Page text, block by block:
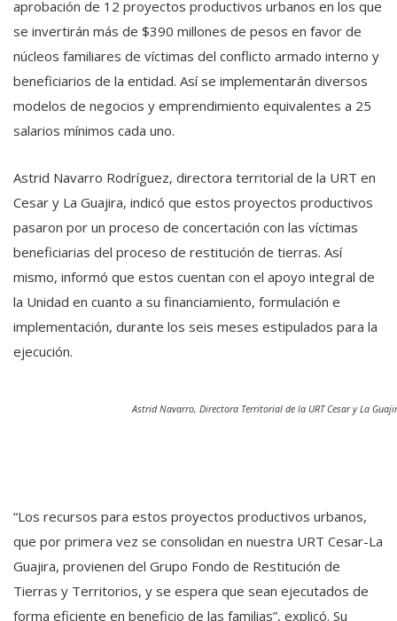
aprobación de 12 proyectos productivos urbanos en los que
se invertirán más de $390 millones de pesos en favor de
núcleos familiares de víctimas del conflicto armado interno y
beneficiarios de la entidad. Así se implementarán diversos
modelos de negocios y emprendimiento equivalentes a 25
salarios mínimos cada uno.
Astrid Navarro Rodríguez, directora territorial de la URT en
Cesar y La Guajira, indicó que estos proyectos productivos
pasaron por un proceso de concertación con las víctimas
beneficiarias del proceso de restitución de tierras. Así
mismo, informó que estos cuentan con el apoyo integral de
la Unidad en cuanto a su financiamiento, formulación e
implementación, durante los seis meses estipulados para la
ejecución.
Astrid Navarro, Directora Territorial de la URT Cesar y La
“Los recursos para estos proyectos productivos urbanos,
que por primera vez se consolidan en nuestra URT Cesar-La
Guajira, provienen del Grupo Fondo de Restitución de
Tierras y Territorios, y se espera que sean ejecutados de
forma eficiente en beneficio de las familias”, explicó. Su